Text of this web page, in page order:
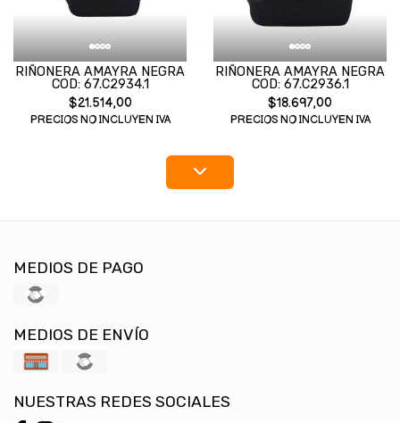
RIÑONERA AMAYRA NEGRA
COD: 67.C2934.1
$21.514,00
PRECIOS NO INCLUYEN IVA
RIÑONERA AMAYRA NEGRA
COD: 67.C2936.1
$18.697,00
PRECIOS NO INCLUYEN IVA
MEDIOS DE PAGO
MEDIOS DE ENVÍO
NUESTRAS REDES SOCIALES